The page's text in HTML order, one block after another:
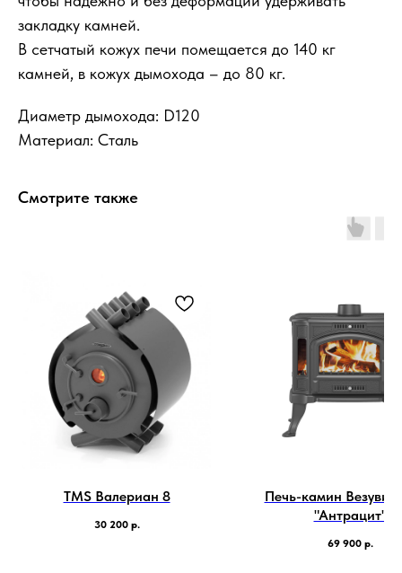
закладку камней.
В сетчатый кожух печи помещается до 140 кг
камней, в кожух дымохода – до 80 кг.
Диаметр дымохода: D120
Материал: Сталь
Смотрите также
TMS Валериан 8
30 200 р.
Печь-камин Везувий
"Антрацит"
69 900 р.